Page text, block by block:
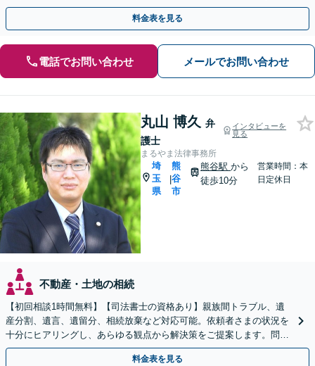
が可能です
料金表を見る
電話でお問い合わせ メールでお問い合わせ
丸山 博久 弁
護士
インタビューを
見る
まるやま法律事務所
埼
玉
県
|
熊
谷
市
熊谷駅 から
徒歩10分
営業時間：本
日定休日
不動産・土地の相続
【初回相談1時間無料】【司法書士の資格あり】親族間トラブル、遺
産分割、遺言、遺留分、相続放棄など対応可能。依頼者さまの状況を
十分にヒアリングし、あらゆる観点から解決策をご提案します。問題
が複雑化する前にご相談ください。【熊谷駅徒歩10分】
料金表を見る